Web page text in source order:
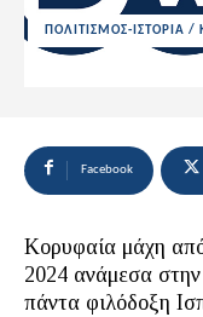
ΠΟΛΙΤΙΣΜΟΣ-ΙΣΤΟΡΙΑ /
Facebook
Κορυφαία μάχη
2024 ανάμεσα στην
πάντα φιλόδοξη